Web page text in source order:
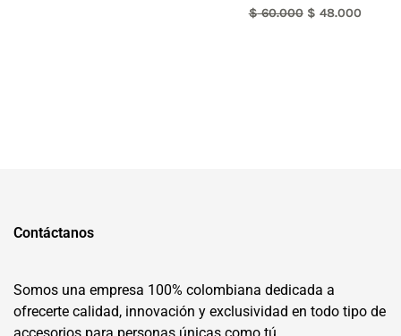
$60.000 $ 48.000
Contáctanos
Somos una empresa 100% colombiana dedicada a
ofrecerte calidad, innovación y exclusividad en todo tipo de